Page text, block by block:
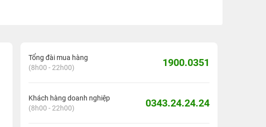
Tổng đài mua hàng
(8h00 - 22h00)
1900.0351
Khách hàng doanh nghiệp
(8h00 - 22h00)
0343.24.24.24